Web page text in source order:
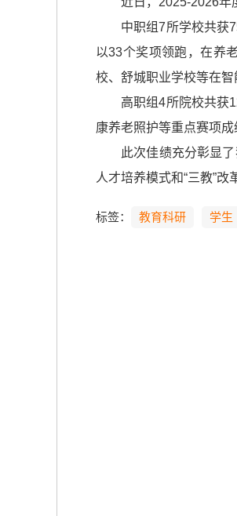
中职组7所学校共获
以33个奖项领跑，在养
校、舒城职业学校等在
高职组4所院校共获
康养老照护等重点赛项
此次佳绩充分彰显
人才培养模式和“三教”
标签： 教育科研 学生